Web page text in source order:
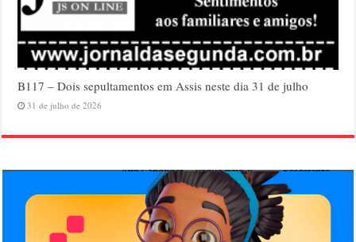
B117 – Dois sepultamentos em Assis neste dia 31 de julho
31 de julho de 2026